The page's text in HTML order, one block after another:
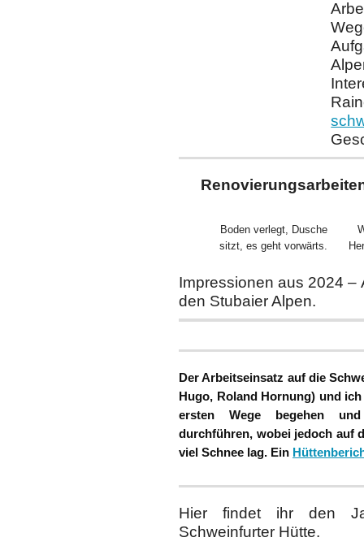
Boden verlegt, Dusche
sitzt, es geht vorwärts.
Impressionen aus 2024 –
den Stubaier Alpen.
Der Arbeitseinsatz auf die
Hugo, Roland Hornung) und
ersten Wege begehen und
durchführen, wobei jedoch auf
viel Schnee lag. Ein
Hier findet ihr den
Schweinfurter Hütte.